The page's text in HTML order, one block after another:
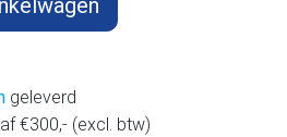
geleverd
€300,- (excl. btw)